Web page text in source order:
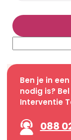
Ben je in
nodig is?
Interventie
088